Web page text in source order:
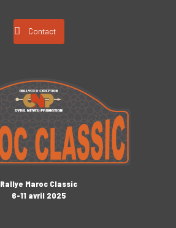
Contact
Rallye Maroc Classic
6-11 avril 2025